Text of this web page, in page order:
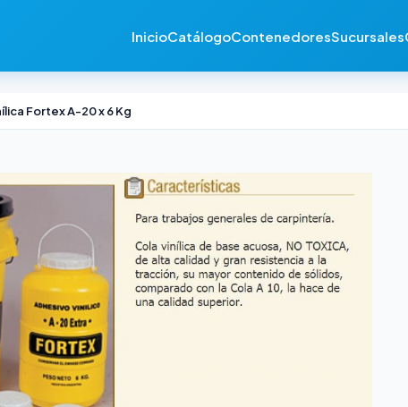
InicioCatálogoContenedoresSucursales
Fortex A-20 x 6 Kg